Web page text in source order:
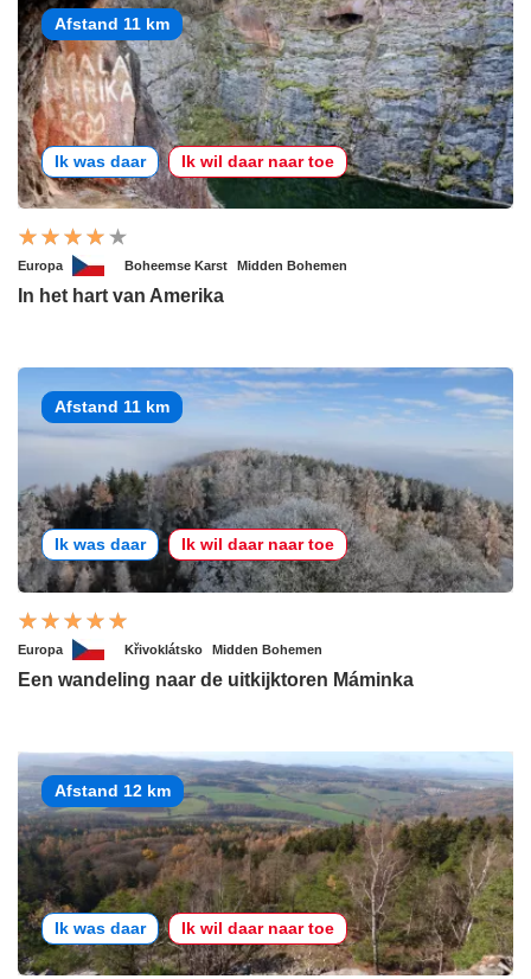
Afstand 11 km
Ik was daar Ik wil daar naar toe
Europa Boheemse Karst Midden Bohemen
In het hart van Amerika
Afstand 11 km
Ik was daar Ik wil daar naar toe
Europa Křivoklátsko Midden Bohemen
Een wandeling naar de uitkijktoren Máminka
Afstand 12 km
Ik was daar Ik wil daar naar toe